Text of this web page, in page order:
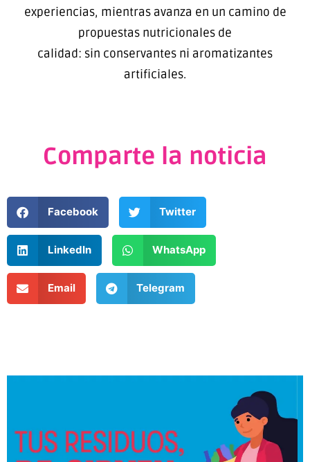
experiencias, mientras avanza en un camino de
propuestas nutricionales de
calidad: sin conservantes ni aromatizantes
artificiales.
Comparte la noticia
Facebook Twitter
LinkedIn WhatsApp
Email Telegram